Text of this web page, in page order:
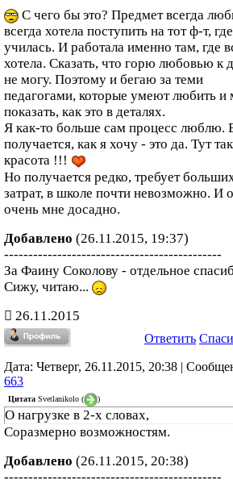
С чего бы это? Предмет всегда
всегда хотела поступить на тот ф-т, где
училась. И работала именно там, где
хотела. Сказать, что горю любовью к
не могу. Поэтому и бегаю за теми
педагогами, которые умеют любить и
показать, как это в деталях.
Я как-то больше сам процесс люблю.
получается, как я хочу - это да. Тут
красота !!!
Но получается редко, требует
затрат, в школе почти невозможно. И
очень мне досадно.
Добавлено (26.11.2015, 19:37)
---------------------------------------------
За Фаину Соколову - отдельное
Сижу, читаю...
26.11.2015
Ответить
Дата: Четверг, 26.11.2015, 20:38 |
663
Цитата Svetlanikolo ( )
О нагрузке в 2-х словах,
Соразмерно возможностям.
Добавлено (26.11.2015, 20:38)
---------------------------------------------